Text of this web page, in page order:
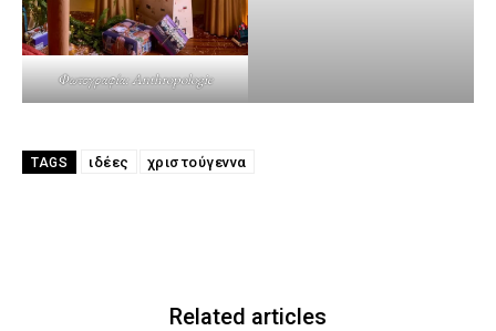
Φωτογραφία: Anthropologie
TAGS ιδέες χριστούγεννα
Related articles